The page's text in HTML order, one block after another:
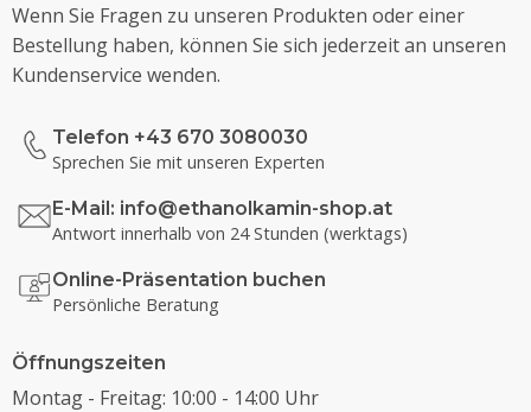
Wenn Sie Fragen zu unseren Produkten oder einer
Bestellung haben, können Sie sich jederzeit an unseren
Kundenservice wenden.
Telefon +43 670 3080030
Sprechen Sie mit unseren Experten
E-Mail: info@ethanolkamin-shop.at
Antwort innerhalb von 24 Stunden (werktags)
Online-Präsentation buchen
Persönliche Beratung
Öffnungszeiten
Montag - Freitag: 10:00 - 14:00 Uhr